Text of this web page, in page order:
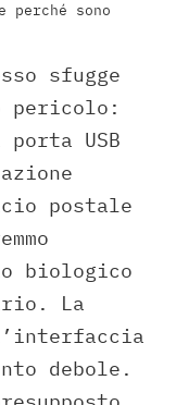
perché sono
sfugge
pericolo:
USB
postale
biologico
La
debole.